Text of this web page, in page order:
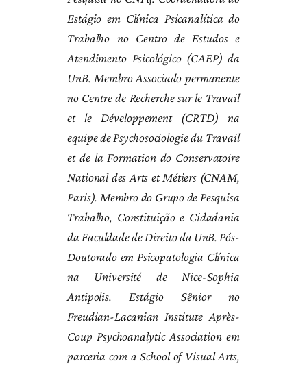
Estágio em Clínica Psicanalítica do
Trabalho no Centro de Estudos e
Atendimento Psicológico (CAEP) da
UnB. Membro Associado permanente
no Centre de Recherche sur le Travail
et le Développement (CRTD) na
equipe de Psychosociologie du Travail
et de la Formation do Conservatoire
National des Arts et Métiers (CNAM,
Paris). Membro do Grupo de Pesquisa
Trabalho, Constituição e Cidadania
da Faculdade de Direito da UnB. Pós-
Doutorado em Psicopatologia Clínica
na Université de Nice-Sophia
Antipolis. Estágio Sênior no
Freudian-Lacanian Institute Après-
Coup Psychoanalytic Association em
parceria com a School of Visual Arts,